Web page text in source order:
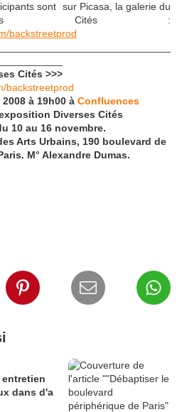
sont sur Picasa, la galerie du
Cités :
backstreetprod
Cités >>>
backstreetprod
à 19h00 à Confluences
Diverses Cités
10 au 16 novembre.
Arts Urbains, 190 boulevard de
M° Alexandre Dumas.
dans d'a